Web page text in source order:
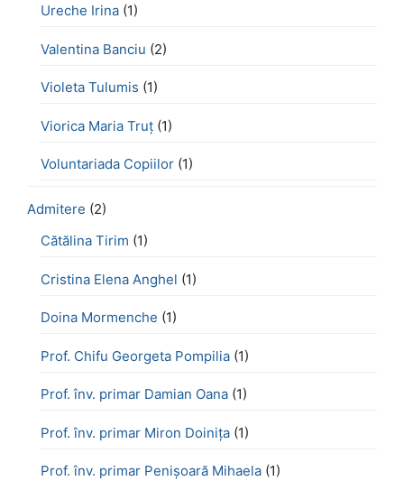
Ureche Irina (1)
Valentina Banciu (2)
Violeta Tulumis (1)
Viorica Maria Truț (1)
Voluntariada Copiilor (1)
Admitere (2)
Cătălina Tirim (1)
Cristina Elena Anghel (1)
Doina Mormenche (1)
Prof. Chifu Georgeta Pompilia (1)
Prof. înv. primar Damian Oana (1)
Prof. înv. primar Miron Doinița (1)
Prof. înv. primar Penișoară Mihaela (1)